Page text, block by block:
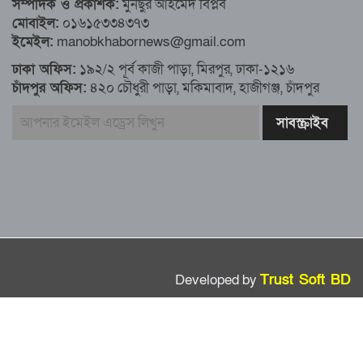
এখনও অপরিবর্তিত মাগুরার সেই শিশুটির
অবস্থা
দায়িত্বরত ট্রাফিক পুলিশকে মারধর, গ্রেপ্তার ১
ইউক্রেইন?
সম্পাদক ও প্রকাশক:মুনছুর আহমেদ বিপ্লব
মোবাইল: ০১৬১৫৩৩৪৩৭৩
ইমেইল: manobkhabornews@gmail.com
ঢাকা অফিস: ১৯২/২ পূর্ব কাজী পাড়া, মিরপুর, ঢাকা-১২১৬
চাঁদপুর অফিস: ৪২০ চৌধুরী পাড়া, মকিমাবাদ, হাজীগঞ্জ, চাঁদপুর
Developed by Trust Soft BD